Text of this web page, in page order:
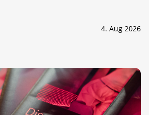
4. Aug 2026